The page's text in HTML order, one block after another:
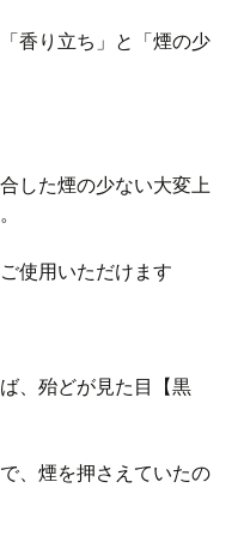
香り立ち」と「煙の少
した煙の少ない大変上
使用いただけます
、殆どが見た目【黒
、煙を押さえていたの